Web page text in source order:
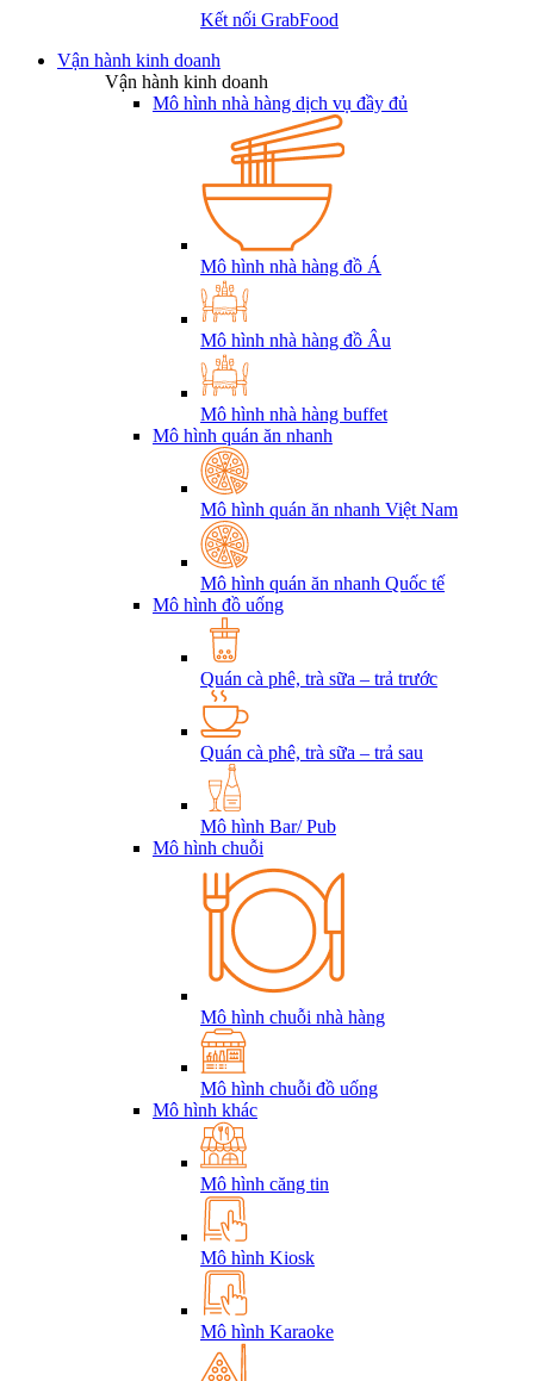
Kết nối GrabFood
Vận hành kinh doanh
Vận hành kinh doanh
Mô hình nhà hàng dịch vụ đầy đủ
Mô hình nhà hàng đồ Á
Mô hình nhà hàng đồ Âu
Mô hình nhà hàng buffet
Mô hình quán ăn nhanh
Mô hình quán ăn nhanh Việt Nam
Mô hình quán ăn nhanh Quốc tế
Mô hình đồ uống
Quán cà phê, trà sữa – trả trước
Quán cà phê, trà sữa – trả sau
Mô hình Bar/ Pub
Mô hình chuỗi
Mô hình chuỗi nhà hàng
Mô hình chuỗi đồ uống
Mô hình khác
Mô hình căng tin
Mô hình Kiosk
Mô hình Karaoke